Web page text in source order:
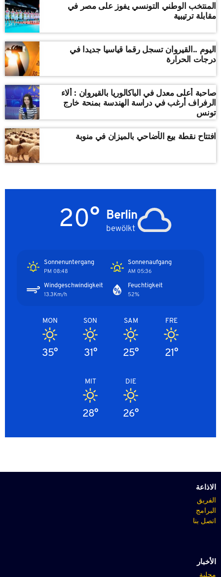
المنتخب الوطني التونسي يفوز على مصر في
مقابلة ترتيبية
اليوم ..القيروان تسجل رقما قياسيا جديدا في
درجات الحرارة
صاحبة أعلى معدل في الباكالوريا بالقيروان : ألاء
الرفراف أرغب في دراسة الهندسة بمنحة خارج
تونس
افتتاح نقطة بيع الأضاحي بالميزان في منوبة
Berlin
bewölkt
20°
Sonnenaufgang
05:36 AM
Sonnenuntergang
08:48 PM
Feuchtigkeit
52%
Windgeschwindigkeit
13.3Km/h
FRE
21°
SAM
25°
SON
31°
MON
35°
DIE
26°
MIT
28°
الاذاعة
الفريق
البرامج
اتصل بنا
الأخبار
محلية